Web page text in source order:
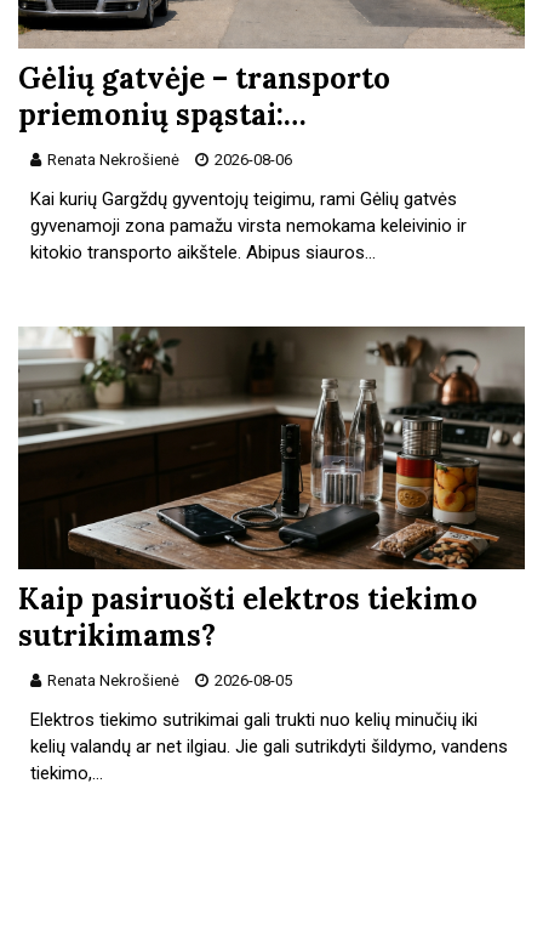
Gėlių gatvėje – transporto
priemonių spąstai:…
Renata Nekrošienė 2026-08-06
Kai kurių Gargždų gyventojų teigimu, rami Gėlių gatvės
gyvenamoji zona pamažu virsta nemokama keleivinio ir
kitokio transporto aikštele. Abipus siauros…
Kaip pasiruošti elektros tiekimo
sutrikimams?
Renata Nekrošienė 2026-08-05
Elektros tiekimo sutrikimai gali trukti nuo kelių minučių iki
kelių valandų ar net ilgiau. Jie gali sutrikdyti šildymo, vandens
tiekimo,…